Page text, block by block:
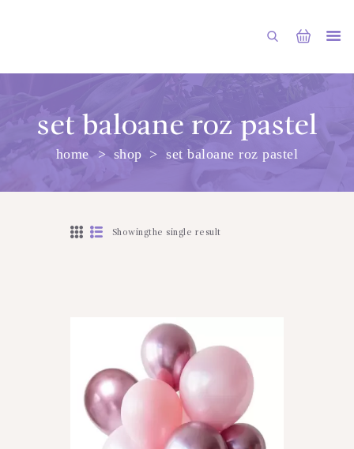
set baloane roz pastel
home shop set baloane roz pastel
PRINCIPALA
DESPRE NOI
Showingthe single result